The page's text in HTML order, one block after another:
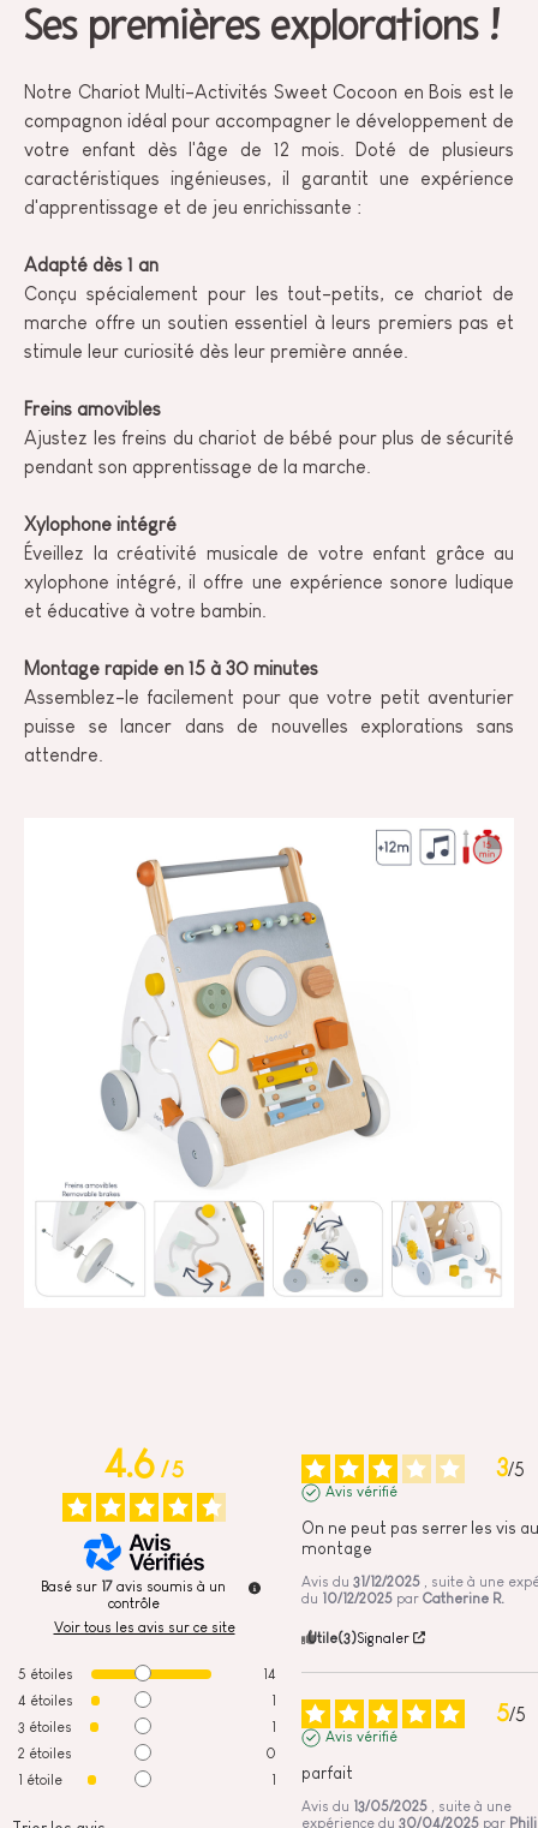
Ses premières explorations !
Notre Chariot Multi-Activités Sweet Cocoon en Bois est le
compagnon idéal pour accompagner le développement de
votre enfant dès l'âge de 12 mois. Doté de plusieurs
caractéristiques ingénieuses, il garantit une expérience
d'apprentissage et de jeu enrichissante :
Adapté dès 1 an
Conçu spécialement pour les tout-petits, ce chariot de
marche offre un soutien essentiel à leurs premiers pas et
stimule leur curiosité dès leur première année.
Freins amovibles
Ajustez les freins du chariot de bébé pour plus de sécurité
pendant son apprentissage de la marche.
Xylophone intégré
Éveillez la créativité musicale de votre enfant grâce au
xylophone intégré, il offre une expérience sonore ludique
et éducative à votre bambin.
Montage rapide en 15 à 30 minutes
Assemblez-le facilement pour que votre petit aventurier
puisse se lancer dans de nouvelles explorations sans
attendre.
4.6/5
Basé sur 17 avis soumis à un
contrôle
Voir tous les avis sur ce site
5 étoiles
14
4 étoiles
1
3 étoiles
1
2 étoiles
0
1 étoile 1
3/5
Avis vérifié
On ne peut pas serrer les vis au
montage
Avis du 31/12/2025
, suite à une
du 10/12/2025 par Catherine R.
Utile(3)Signaler
5/5
Avis vérifié
parfait
Avis du 13/05/2025
, suite à une
expérience du 30/04/2025 par